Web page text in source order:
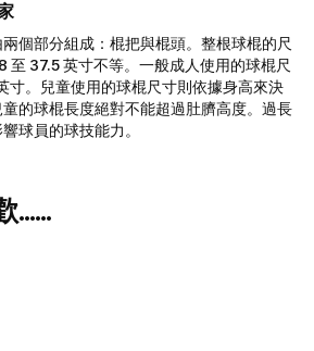
個部分組成：棍把與棍頭。整根球棍的尺
至 37.5 英寸不等。一般成人使用的球棍尺
寸。兒童使用的球棍尺寸則依據身高來決
的球棍長度絕對不能超過肚臍高度。過長
球員的球技能力。
......